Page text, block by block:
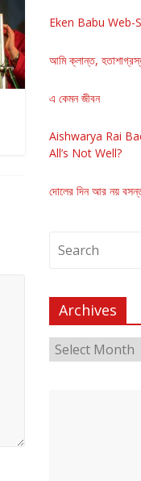
Eken Babu Web-
আমি ক্লান্ত,
এ কেমন জীবন
Aishwarya Rai
All’s Not Well?
দোলের দিন আর নয়
Archives